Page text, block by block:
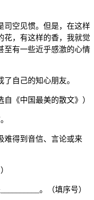
司空见惯。但是，在这样
花，有这样的香，我就觉
至有一些近乎感激的心情
自己的知心朋友。
自《中国最美的散文》）
难得到音信、言论或来
。（填序号）